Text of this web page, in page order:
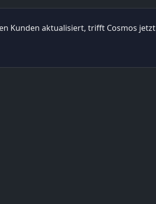
Kunden aktualisiert, trifft Cosmos jetzt